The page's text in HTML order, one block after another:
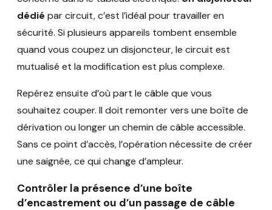
dédié par circuit, c’est l’idéal pour travailler en
sécurité. Si plusieurs appareils tombent ensemble
quand vous coupez un disjoncteur, le circuit est
mutualisé et la modification est plus complexe.
Repérez ensuite d’où part le câble que vous
souhaitez couper. Il doit remonter vers une boîte de
dérivation ou longer un chemin de câble accessible.
Sans ce point d’accès, l’opération nécessite de créer
une saignée, ce qui change d’ampleur.
Contrôler la présence d’une boîte
d’encastrement ou d’un passage de câble